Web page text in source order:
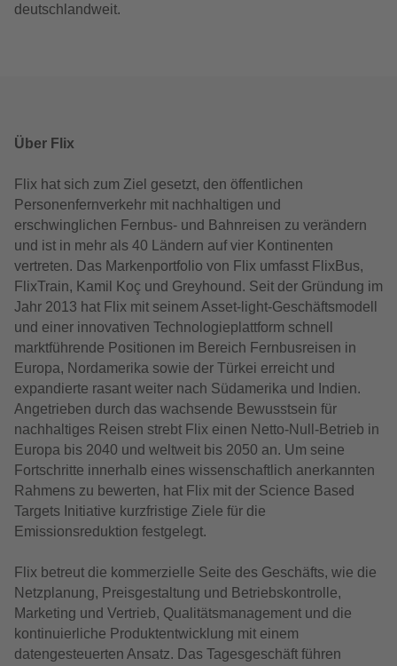
deutschlandweit.
Über Flix
Flix hat sich zum Ziel gesetzt, den öffentlichen
Personenfernverkehr mit nachhaltigen und
erschwinglichen Fernbus- und Bahnreisen zu verändern
und ist in mehr als 40 Ländern auf vier Kontinenten
vertreten. Das Markenportfolio von Flix umfasst FlixBus,
FlixTrain, Kamil Koç und Greyhound. Seit der Gründung im
Jahr 2013 hat Flix mit seinem Asset-light-Geschäftsmodell
und einer innovativen Technologieplattform schnell
marktführende Positionen im Bereich Fernbusreisen in
Europa, Nordamerika sowie der Türkei erreicht und
expandierte rasant weiter nach Südamerika und Indien.
Angetrieben durch das wachsende Bewusstsein für
nachhaltiges Reisen strebt Flix einen Netto-Null-Betrieb in
Europa bis 2040 und weltweit bis 2050 an. Um seine
Fortschritte innerhalb eines wissenschaftlich anerkannten
Rahmens zu bewerten, hat Flix mit der Science Based
Targets Initiative kurzfristige Ziele für die
Emissionsreduktion festgelegt.
Flix betreut die kommerzielle Seite des Geschäfts, wie die
Netzplanung, Preisgestaltung und Betriebskontrolle,
Marketing und Vertrieb, Qualitätsmanagement und die
kontinuierliche Produktentwicklung mit einem
datengesteuerten Ansatz. Das Tagesgeschäft führen